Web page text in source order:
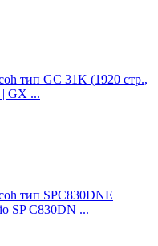
тип GC 31K (1920 стр.,
GX ...
тип SPC830DNE
SP C830DN ...